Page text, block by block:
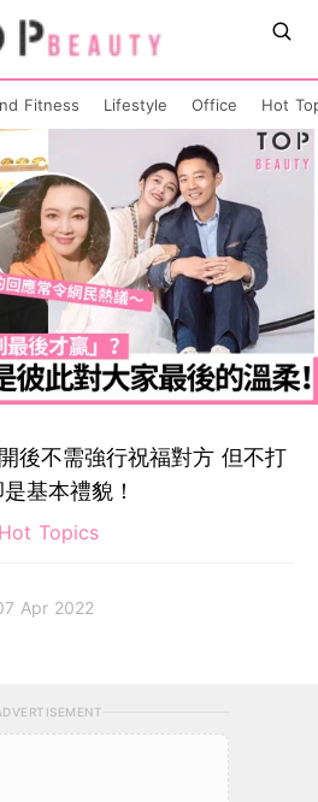
Fitness Lifestyle Office Hot
後不需強行祝福對方 但不打
基本禮貌！
Hot Topics
Apr 2022